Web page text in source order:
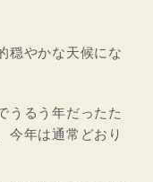
穏やかな天候にな
うるう年だったた
今年は通常どおり